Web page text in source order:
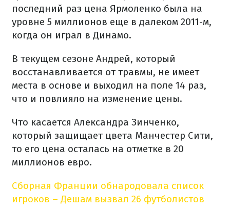
последний раз цена Ярмоленко была на
уровне 5 миллионов еще в далеком 2011-м,
когда он играл в Динамо.
В текущем сезоне Андрей, который
восстанавливается от травмы, не имеет
места в основе и выходил на поле 14 раз,
что и повлияло на изменение цены.
Что касается Александра Зинченко,
который защищает цвета Манчестер Сити,
то его цена осталась на отметке в 20
миллионов евро.
Сборная Франции обнародовала список
игроков – Дешам вызвал 26 футболистов